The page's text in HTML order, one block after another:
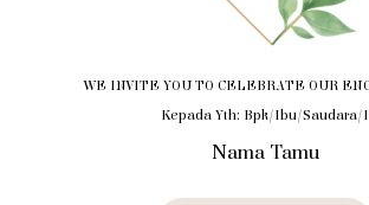
WE INVITE YOU TO CELEBRATE OUR
Kepada Yth: Bpk/Ibu/Saudara/i
Nama Tamu